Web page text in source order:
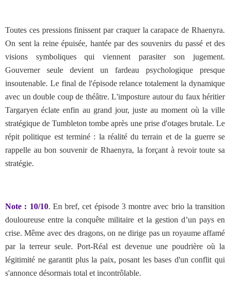
Toutes ces pressions finissent par craquer la carapace de Rhaenyra.
On sent la reine épuisée, hantée par des souvenirs du passé et des
visions symboliques qui viennent parasiter son jugement.
Gouverner seule devient un fardeau psychologique presque
insoutenable. Le final de l'épisode relance totalement la dynamique
avec un double coup de théâtre. L'imposture autour du faux héritier
Targaryen éclate enfin au grand jour, juste au moment où la ville
stratégique de Tumbleton tombe après une prise d'otages brutale. Le
répit politique est terminé : la réalité du terrain et de la guerre se
rappelle au bon souvenir de Rhaenyra, la forçant à revoir toute sa
stratégie.
Note : 10/10. En bref, cet épisode 3 montre avec brio la transition
douloureuse entre la conquête militaire et la gestion d’un pays en
crise. Même avec des dragons, on ne dirige pas un royaume affamé
par la terreur seule. Port-Réal est devenue une poudrière où la
légitimité ne garantit plus la paix, posant les bases d'un conflit qui
s'annonce désormais total et incontrôlable.